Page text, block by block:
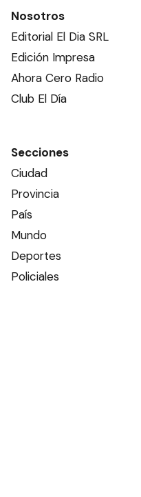
Nosotros
Editorial El Dia SRL
Edición Impresa
Ahora Cero Radio
Club El Día
Secciones
Ciudad
Provincia
País
Mundo
Deportes
Policiales